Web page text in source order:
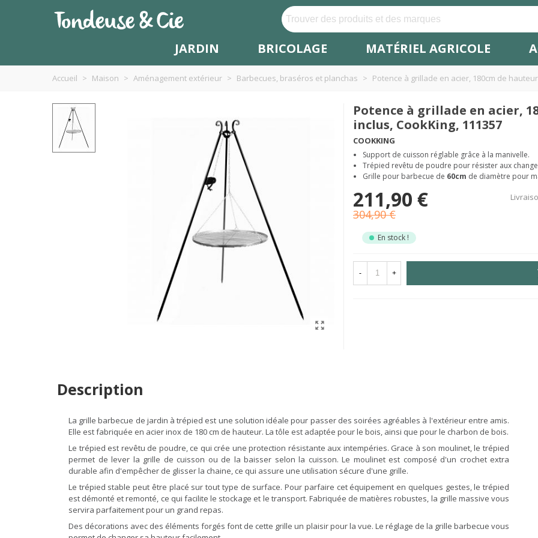
JARDIN BRICOLAGE MATÉRIEL AGRICOLE
Accueil > Maison > Aménagement extérieur > Barbecues, braséros et planchas > Potence à grillade en acier, 180cm de
Potence à grillade en acier,
inclus, CookKing, 111357
COOKKING
Support de cuisson réglable grâce à la manivelle.
Trépied revêtu de poudre pour résister aux
Grille pour barbecue de 60cm de diamètre pour
211,90 €
304,90 €
En stock !
- +
Description
La grille barbecue de jardin à trépied est une solution idéale pour passer des soirées agréables à l'extérieur entre amis.
Elle est fabriquée en acier inox de 180 cm de hauteur. La tôle est adaptée pour le bois, ainsi que pour le charbon de bois.
Le trépied est revêtu de poudre, ce qui crée une protection résistante aux intempéries. Grace à son moulinet, le trépied
permet de lever la grille de cuisson ou de la baisser selon la cuisson. Le moulinet est composé d'un crochet extra
durable afin d'empêcher de glisser la chaine, ce qui assure une utilisation sécure d'une grille.
Le trépied stable peut être placé sur tout type de surface. Pour parfaire cet équipement en quelques gestes, le trépied
est démonté et remonté, ce qui facilite le stockage et le transport. Fabriquée de matières robustes, la grille massive vous
servira parfaitement pour un grand repas.
Des décorations avec des éléments forgés font de cette grille un plaisir pour la vue. Le réglage de la grille barbecue vous